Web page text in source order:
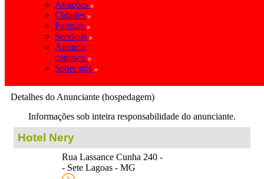
Atrações
Cidades
Parques
Serviços
Anuncie
conosco
Sobre nós
Detalhes do Anunciante (hospedagem)
Informações sob inteira responsabilidade do anunciante.
Hotel Nery
Rua Lassance Cunha 240 -
- Sete Lagoas - MG